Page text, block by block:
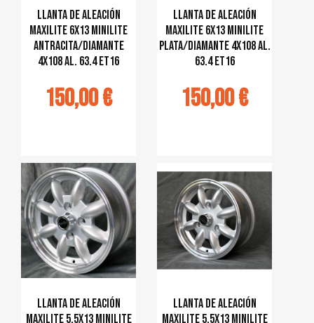
Llanta de aleación
MAXILITE 6x13 Minilite
antracita/diamante
4x108 al. 63.4 ET16
150,00 €
au
Llanta de aleación
MAXILITE 6x13 Minilite
plata/diamante 4x108 al.
63.4 ET16
150,00 €
Ajouter au
panier
Llanta de aleación
MAXILITE 5,5x13 Minilite
Llanta de aleación
MAXILITE 5,5x13 Minilite